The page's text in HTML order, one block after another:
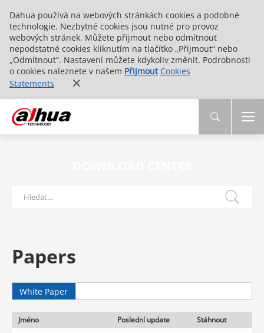
Dahua používá na webových stránkách cookies a podobné
technologie. Nezbytné cookies jsou nutné pro provoz
webových stránek. Můžete přijmout nebo odmítnout
nepodstatné cookies kliknutím na tlačítko „Přijmout“ nebo
„Odmítnout“. Nastavení můžete kdykoliv změnit. Podrobnosti
o cookies naleznete v našem Přijmout Cookies
Statements
Papers
White Paper
Jméno Poslední update
Stáhnout